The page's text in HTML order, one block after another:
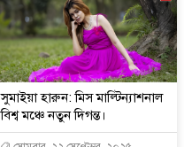
সুমাইয়া হারুন: মিস মাল্টিন্যাশনাল
বিশ্ব মঞ্চে নতুন দিগন্ত।